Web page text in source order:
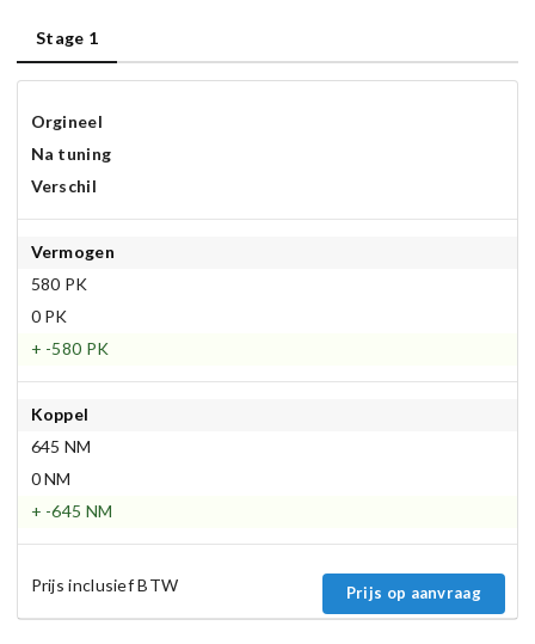
Stage 1
Orgineel
Na tuning
Verschil
Vermogen
580 PK
0 PK
+ -580 PK
Koppel
645 NM
0 NM
+ -645 NM
Prijs op aanvraag
Prijs inclusief BTW